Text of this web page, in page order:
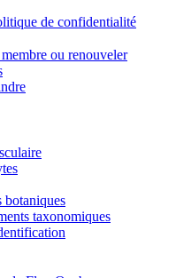
de confidentialité
ou renouveler
botaniques
taxonomiques